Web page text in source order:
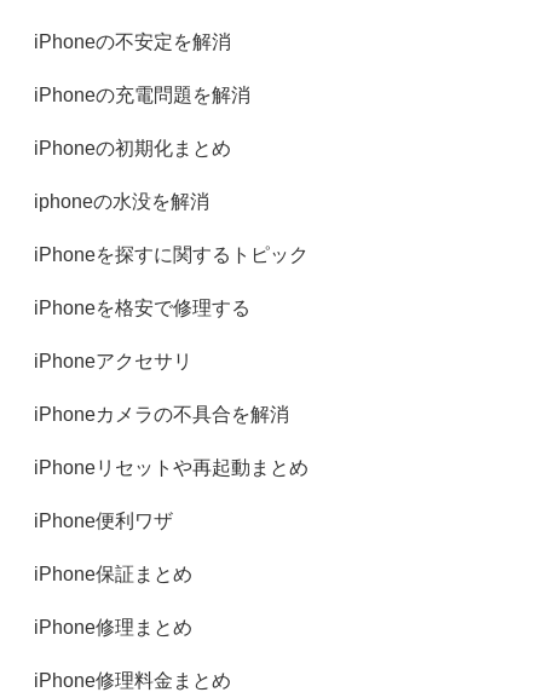
iPhoneの不安定を解消
iPhoneの充電問題を解消
iPhoneの初期化まとめ
iphoneの水没を解消
iPhoneを探すに関するトピック
iPhoneを格安で修理する
iPhoneアクセサリ
iPhoneカメラの不具合を解消
iPhoneリセットや再起動まとめ
iPhone便利ワザ
iPhone保証まとめ
iPhone修理まとめ
iPhone修理料金まとめ